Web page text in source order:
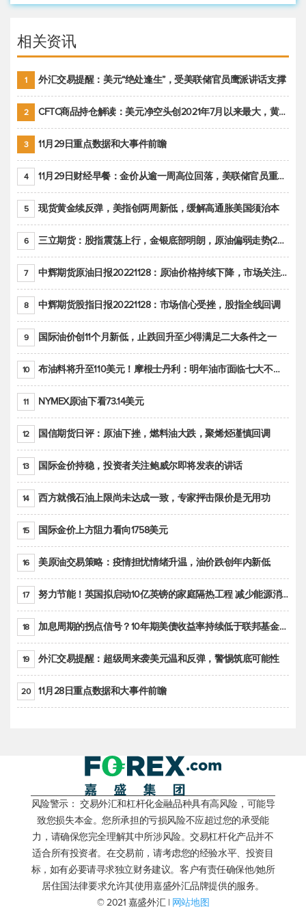
相关资讯
1 外汇交易提醒：美元“绝处逢生”，受美联储官员鹰派讲话支撑
2 CFTC商品持仓解读：美元净空头创2021年7月以来最大，黄金期货投机性净多头头寸减少
3 11月29日重点数据和大事件前瞻
4 11月29日财经早餐：金价从逾一周高位回落，美联储官员重申鹰派立场推动美元回升
5 现货黄金续反弹，美指创两周新低，缓解高通胀美国须治本
6 三立期货：股指震荡上行，金银底部明朗，原油偏弱走势(20221128收评)
7 中辉期货原油日报20221128：原油价格持续下降，市场关注OPEC+新一轮产能政策
8 中辉期货股指日报20221128：市场信心受挫，股指全线回调
9 国际油价创11个月新低，止跌回升至少得满足二大条件之一
10 布油料将升至110美元！摩根士丹利：明年油市面临七大不确定性
11 NYMEX原油下看73.14美元
12 国信期货日评：原油下挫，燃料油大跌，聚烯烃谨慎回调
13 国际金价持稳，投资者关注鲍威尔即将发表的讲话
14 西方就俄石油上限尚未达成一致，专家抨击限价是无用功
15 国际金价上方阻力看向1758美元
16 美原油交易策略：疫情担忧情绪升温，油价跌创年内新低
17 努力节能！英国拟启动10亿英镑的家庭隔热工程 减少能源消耗
18 加息周期的拐点信号？10年期美债收益率持续低于联邦基金利率目标区间
19 外汇交易提醒：超级周来袭美元温和反弹，警惕筑底可能性
20 11月28日重点数据和大事件前瞻
风险警示： 交易外汇和杠杆化金融品种具有高风险，可能导
致您损失本金。您所承担的亏损风险不应超过您的承受能
力，请确保您完全理解其中所涉风险。交易杠杆化产品并不
适合所有投资者。在交易前，请考虑您的经验水平、投资目
标，如有必要请寻求独立财务建议。客户有责任确保他/她所
居住国法律要求允许其使用嘉盛外汇品牌提供的服务。
© 2021 嘉盛外汇 | 网站地图